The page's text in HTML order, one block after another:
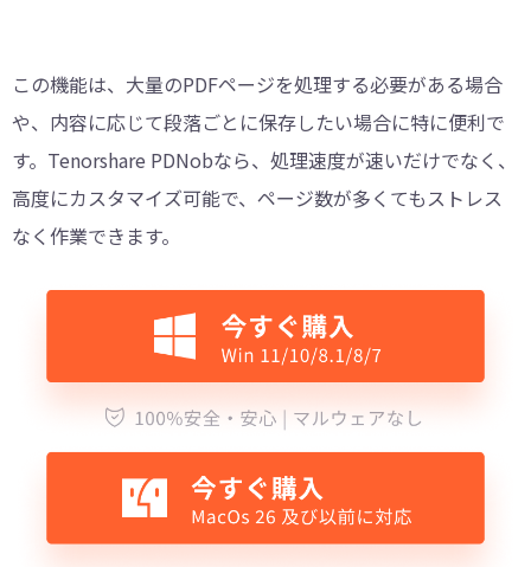
この機能は、大量のPDFページを処理する必要がある場合
や、内容に応じて段落ごとに保存したい場合に特に便利で
す。Tenorshare PDNobなら、処理速度が速いだけでなく、
高度にカスタマイズ可能で、ページ数が多くてもストレス
なく作業できます。